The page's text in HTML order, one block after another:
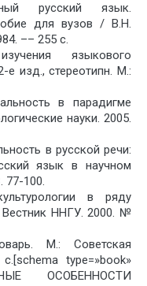
русский язык.
для вузов / В.Н.
–– 255 с.
языкового
е изд., стереотипн. М.:
в парадигме
науки. 2005.
в русской речи:
язык в научном
77-100.
в ряду
Вестник ННГУ. 2000. №
М.: Советская
type=»book»
ОСОБЕННОСТИ